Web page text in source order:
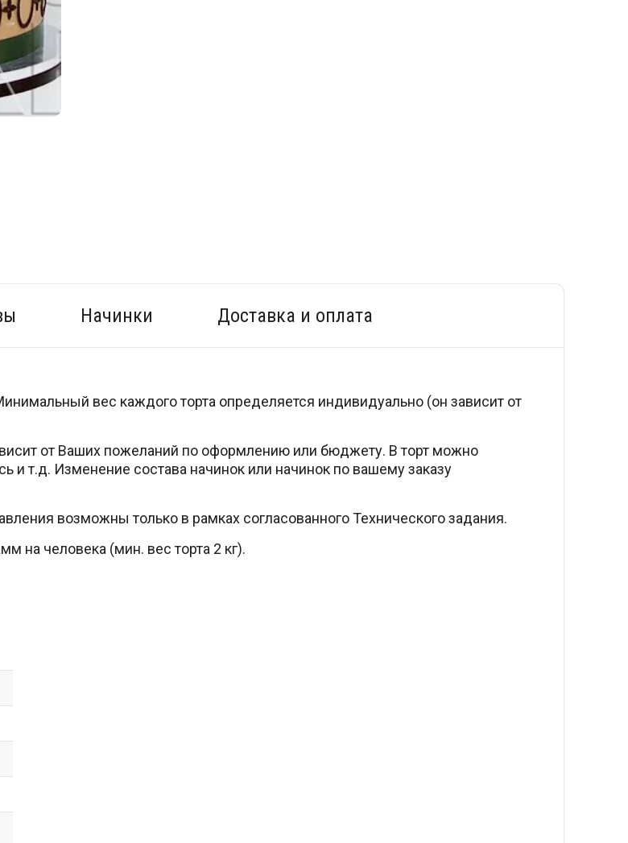
Начинки Доставка и оплата
вес каждого торта определяется индивидуально (он зависит от
от Ваших пожеланий по оформлению или бюджету. В торт можно
и т.д. Изменение состава начинок или начинок по вашему заказу
возможны только в рамках согласованного Технического задания.
на человека (мин. вес торта 2 кг).